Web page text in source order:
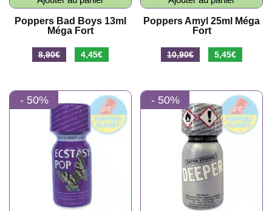
Poppers Bad Boys 13ml
Méga Fort
8,90€
Le
était :
8,90€.
4,45€
est :
4,45€.
Poppers Amyl 25ml Méga
Fort
10,90€
Le
était :
10,90€.
5,45€
est :
5,45€.
- 50% - 50%